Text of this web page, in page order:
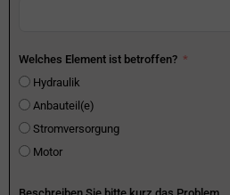
Welches Element ist betroffen?
Hydraulik
Anbauteil(e)
Stromversorgung
Motor